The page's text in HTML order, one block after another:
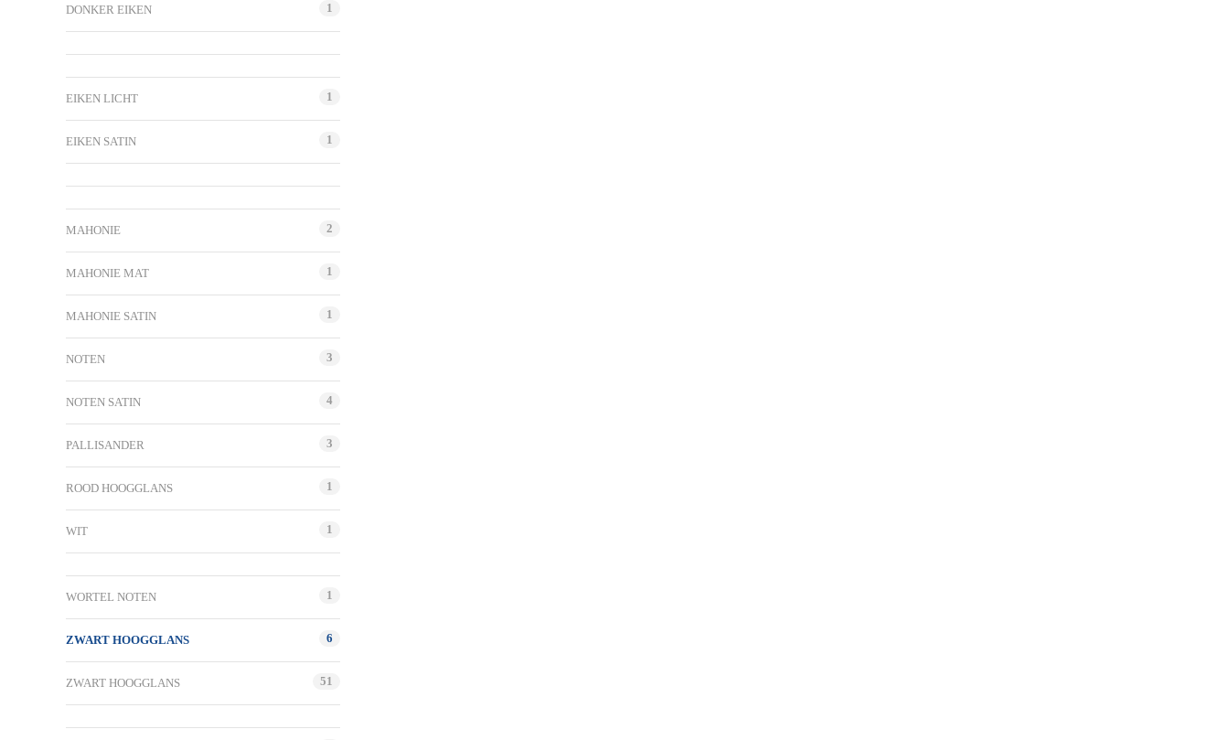
DONKER EIKEN 1
EIKEN LICHT 1
EIKEN SATIN 1
MAHONIE 2
MAHONIE MAT 1
MAHONIE SATIN 1
NOTEN 3
NOTEN SATIN 4
PALLISANDER 3
ROOD HOOGGLANS 1
WIT 1
WORTEL NOTEN 1
ZWART HOOGGLANS 6
ZWART HOOGGLANS 51